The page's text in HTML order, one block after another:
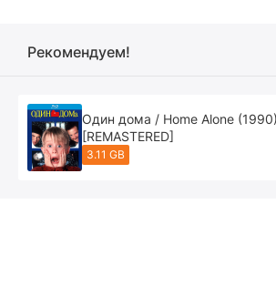
Рекомендуем!
Один дома / Home Alone
[REMASTERED]
3.11 GB